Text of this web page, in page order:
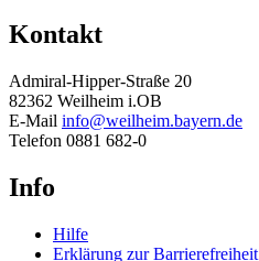
Kontakt
Admiral-Hipper-Straße 20
82362 Weilheim i.OB
E-Mail info@weilheim.bayern.de
Telefon 0881 682-0
Info
Hilfe
Erklärung zur Barrierefreiheit